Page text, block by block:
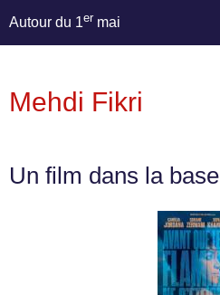
Autour du 1er mai
Mehdi Fikri
Un film dans la base